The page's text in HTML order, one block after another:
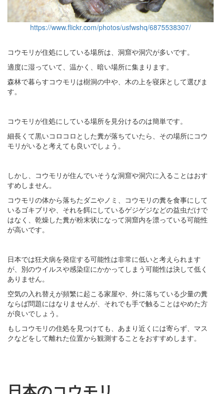
https://www.flickr.com/photos/usfwshq/6875538307/
コウモリが住処にしている場所は、洞窟や洞穴が多いです。
適度に湿っていて、温かく、暗い場所に集まります。
森林で暮らすコウモリは樹洞の中や、木の上を寝床として選びま
す。
コウモリが住処にしている場所を見分けるのは簡単です。
細長くて黒いコロコロとした糞が落ちていたら、その場所にコウ
モリがいると考えても良いでしょう。
しかし、コウモリが住んでいそうな洞窟や洞穴に入ることはおす
すめしません。
コウモリの体から落ちたダニやノミ、コウモリの糞を食事にして
いるゴキブリや、それを餌にしているゲジゲジなどの益虫だけで
はなく、乾燥した糞が粉末状になって洞窟内を漂っている可能性
が高いです。
日本では狂犬病を発症する可能性は非常に低いと考えられます
が、別のウイルスや感染症にかかってしまう可能性は決して低く
ありません。
空気の入れ替えが頻繁に起こる家屋や、外に落ちている少量の糞
ならば問題にはなりませんが、それでも手で触ることはやめた方
が良いでしょう。
もしコウモリの住処を見つけても、あまり近くには寄らず、マス
クなどをして離れた位置から観測することをおすすめします。